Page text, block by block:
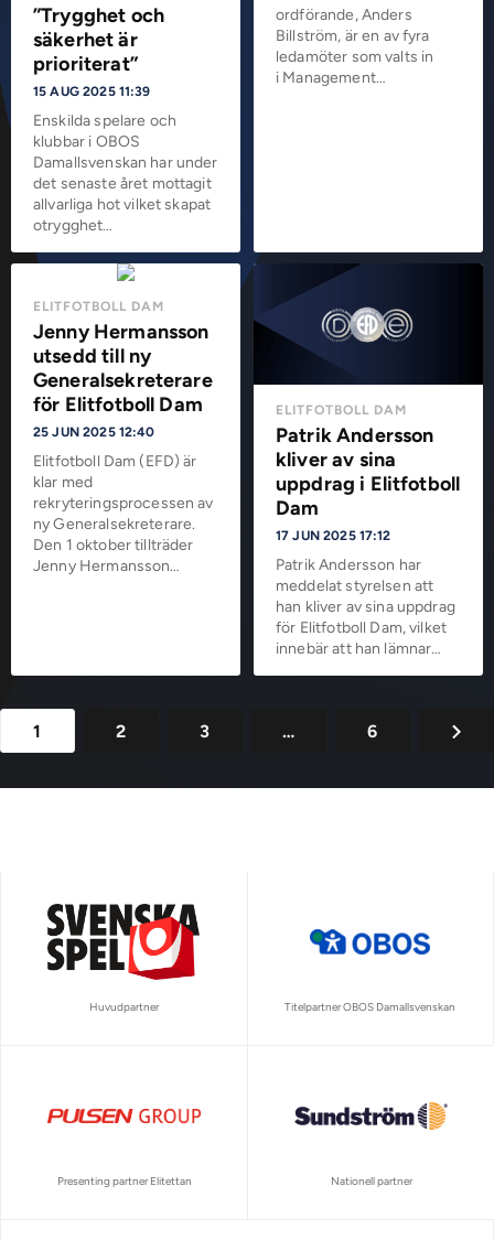
”Trygghet och
säkerhet är
prioriterat”
15 AUG 2025 11:39
Enskilda spelare och
klubbar i OBOS
Damallsvenskan har under
det senaste året mottagit
allvarliga hot vilket skapat
otrygghet…
ordförande, Anders
Billström, är en av fyra
ledamöter som valts in
i Management…
ELITFOTBOLL DAM
Jenny Hermansson
utsedd till ny
Generalsekreterare
för Elitfotboll Dam
25 JUN 2025 12:40
Elitfotboll Dam (EFD) är
klar med
rekryteringsprocessen av
ny Generalsekreterare.
Den 1 oktober tillträder
Jenny Hermansson…
ELITFOTBOLL DAM
Patrik Andersson
kliver av sina
uppdrag i Elitfotboll
Dam
17 JUN 2025 17:12
Patrik Andersson har
meddelat styrelsen att
han kliver av sina uppdrag
för Elitfotboll Dam, vilket
innebär att han lämnar…
1 2 3 … 6
Huvudpartner Titelpartner OBOS Damallsvenskan
Presenting partner Elitettan Nationell partner